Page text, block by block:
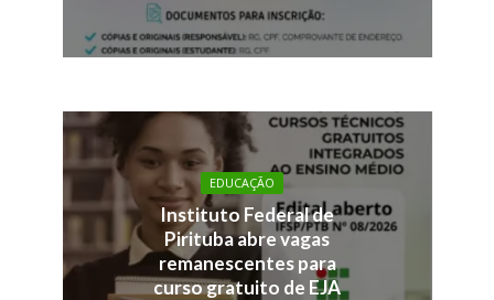
EDUCAÇÃO
Instituto Federal de
Pirituba abre vagas
remanescentes para
curso gratuito de EJA